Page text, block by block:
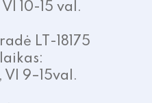
10-15 val.
LT-18175
VI 9–15val.